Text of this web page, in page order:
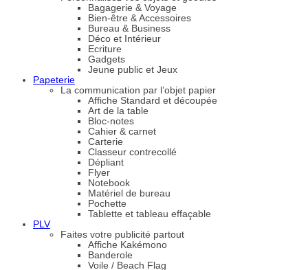
Bagagerie & Voyage
Bien-être & Accessoires
Bureau & Business
Déco et Intérieur
Ecriture
Gadgets
Jeune public et Jeux
Papeterie
La communication par l’objet papier
Affiche Standard et découpée
Art de la table
Bloc-notes
Cahier & carnet
Carterie
Classeur contrecollé
Dépliant
Flyer
Notebook
Matériel de bureau
Pochette
Tablette et tableau effaçable
PLV
Faites votre publicité partout
Affiche Kakémono
Banderole
Voile / Beach Flag